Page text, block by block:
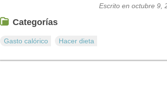
Escrito en octubre 9,
Categorías
Gasto calórico Hacer dieta